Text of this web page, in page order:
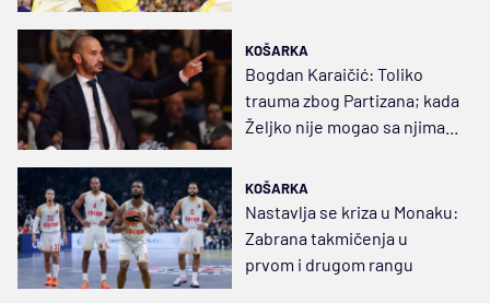
KOŠARKA
Bogdan Karaičić: Toliko
trauma zbog Partizana; kada
Željko nije mogao sa njima...
KOŠARKA
Nastavlja se kriza u Monaku:
Zabrana takmičenja u
prvom i drugom rangu